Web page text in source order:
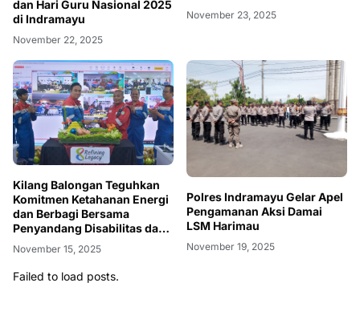
dan Hari Guru Nasional 2025
di Indramayu
November 22, 2025
November 23, 2025
Kilang Balongan Teguhkan
Komitmen Ketahanan Energi
dan Berbagi Bersama
Penyandang Disabilitas dan
Yayasan Pendidikan
November 15, 2025
Polres Indramayu Gelar Apel
Pengamanan Aksi Damai
LSM Harimau
November 19, 2025
Failed to load posts.